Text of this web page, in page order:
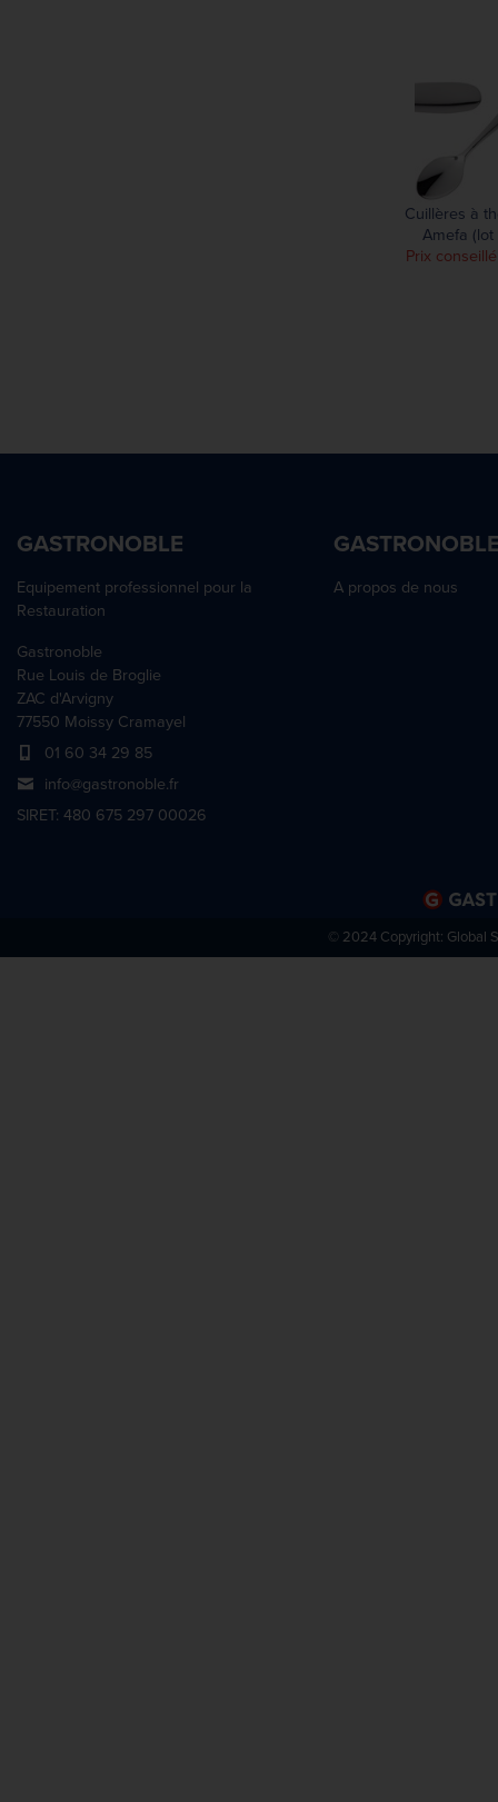
Cuillères à
Amefa (lot
Prix
GASTRONOBLE
Equipement professionnel pour la
Restauration
Gastronoble
Rue Louis de Broglie
ZAC d'Arvigny
77550 Moissy Cramayel
01 60 34 29 85
info@gastronoble.fr
SIRET: 480 675 297 00026
A propos de nous
© 2024 Copyright: Global